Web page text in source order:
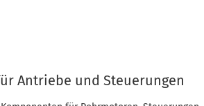
Antriebe und Steuerungen